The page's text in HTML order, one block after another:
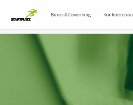
Büros & Coworking